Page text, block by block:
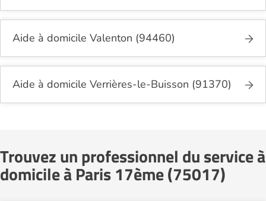
Aide à domicile Valenton (94460)
Aide à domicile Verrières-le-Buisson (91370)
Trouvez un professionnel du service à
domicile à Paris 17ème (75017)